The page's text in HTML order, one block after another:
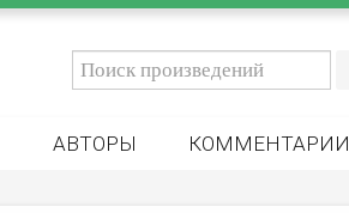
АВТОРЫ КОММЕНТАРИИ